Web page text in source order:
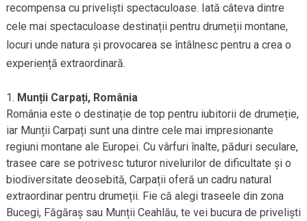
recompensa cu priveliști spectaculoase. Iată câteva dintre
cele mai spectaculoase destinații pentru drumeții montane,
locuri unde natura și provocarea se întâlnesc pentru a crea o
experiență extraordinară.
Munții Carpați, România
România este o destinație de top pentru iubitorii de drumeție,
iar Munții Carpați sunt una dintre cele mai impresionante
regiuni montane ale Europei. Cu vârfuri înalte, păduri seculare,
trasee care se potrivesc tuturor nivelurilor de dificultate și o
biodiversitate deosebită, Carpații oferă un cadru natural
extraordinar pentru drumeții. Fie că alegi traseele din zona
Bucegi, Făgăraș sau Munții Ceahlău, te vei bucura de priveliști